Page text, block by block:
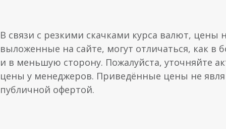
В связи с резкими скачками курса валют, цены
выложенные на сайте, могут отличаться, как в
и в меньшую сторону. Пожалуйста, уточняйте
цены у менеджеров. Приведённые цены не
публичной офертой.